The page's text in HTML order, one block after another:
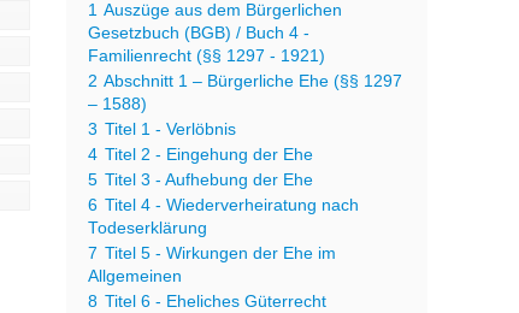
1 Auszüge aus dem Bürgerlichen
Gesetzbuch (BGB) / Buch 4 -
Familienrecht (§§ 1297 - 1921)
2 Abschnitt 1 – Bürgerliche Ehe (§§ 1297
– 1588)
3 Titel 1 - Verlöbnis
4 Titel 2 - Eingehung der Ehe
5 Titel 3 - Aufhebung der Ehe
6 Titel 4 - Wiederverheiratung nach
Todeserklärung
7 Titel 5 - Wirkungen der Ehe im
Allgemeinen
8 Titel 6 - Eheliches Güterrecht